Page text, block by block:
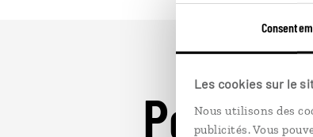
Les cookies sur le
Nous utilisons des
publicités. Vous
Pour